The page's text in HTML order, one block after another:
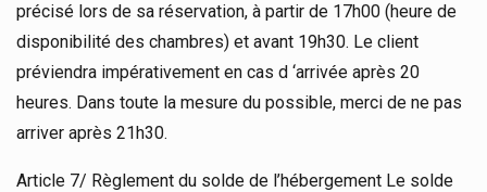
précisé lors de sa réservation, à partir de 17h00 (heure de
disponibilité des chambres) et avant 19h30. Le client
préviendra impérativement en cas d ‘arrivée après 20
heures. Dans toute la mesure du possible, merci de ne pas
arriver après 21h30.
Article 7/ Règlement du solde de l’hébergement Le solde